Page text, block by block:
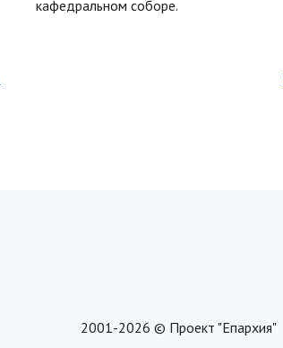
кафедральном соборе.
2001-2026 © Проект "Епархия"